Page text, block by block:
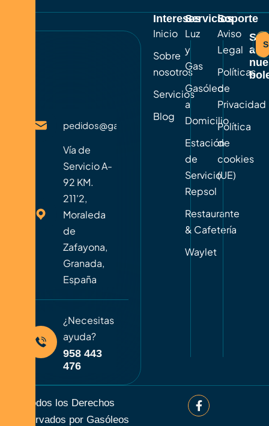
pedidos@gasoleosmoraleda.com
Vía de
Servicio A-
92 KM.
211'2,
Moraleda
de
Zafayona,
Granada,
España
¿Necesitas
ayuda?
958 443
476
Intereses
Inicio
Sobre
nosotros
Servicios
Blog
Servicios
Luz
y
Gas
Gasóleo
a
Domicilio
Estación
de
Servicio
Repsol
Restaurante
& Cafetería
Waylet
Soporte
Aviso
Legal
Políticas
de
Privacidad
Política
de
cookies
(UE)
a
Todos los Derechos
Reservados por Gasóleos